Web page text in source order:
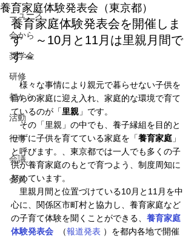
ニュース
会から
奨学金
研修
都から
活動
行事
会議
会員
養育家庭体験発表会（東京都）
養育家庭体験発表会を開催しま
す　～10月と11月は里親月間で
す～
様々な事情により親元で暮らせない子供を
自らの家庭に迎え入れ、家庭的な環境で育て
ているのが「里親 」です。
その「里親」の中でも、養子縁組を目的と
せずに子供を育てている家庭を「養育家庭 」
と呼びます。、東京都では一人でも多くの子
供が養育家庭のもとで育つよう、制度周知に
努めています。
里親月間と位置づけている10月と11月を中
心に、関係区市町村と協力し、養育家庭など
の子育て体験を聞くことができる、 養育家庭
体験発表会
  （
報道発表 ）を都内各地で開催